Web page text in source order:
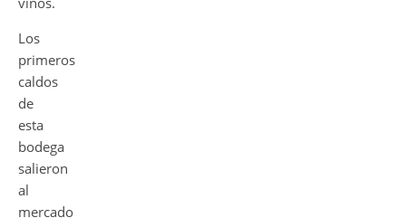
Los
primeros
caldos
de
esta
bodega
salieron
al
mercado